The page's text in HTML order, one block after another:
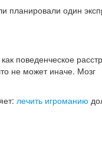
планировали один
поведенческое
не может иначе. Мозг
лечить игроманию